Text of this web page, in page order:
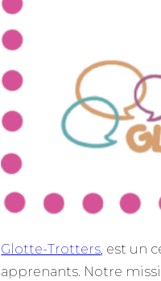
Glotte-Trotters, est un
apprenants. Notre